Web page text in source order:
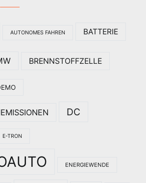
AUTONOMES FAHREN BATTERIE
BRENNSTOFFZELLE
DC
E-TRON
ENERGIEWENDE